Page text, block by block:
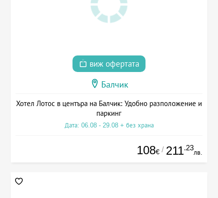
виж офертата
Балчик
Хотел Лотос в центъра на Балчик: Удобно разположение и
паркинг
Дата: 06.08 - 29.08 + без храна
108€ / 211.23
лв.